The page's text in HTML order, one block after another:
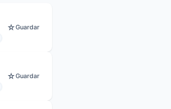
☆Guardar
☆Guardar